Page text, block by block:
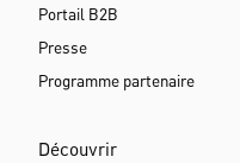
Portail B2B
Presse
Programme partenaire
Découvrir